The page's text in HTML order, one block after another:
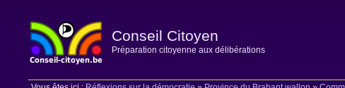
Conseil Citoyen
Préparation citoyenne aux délibérations